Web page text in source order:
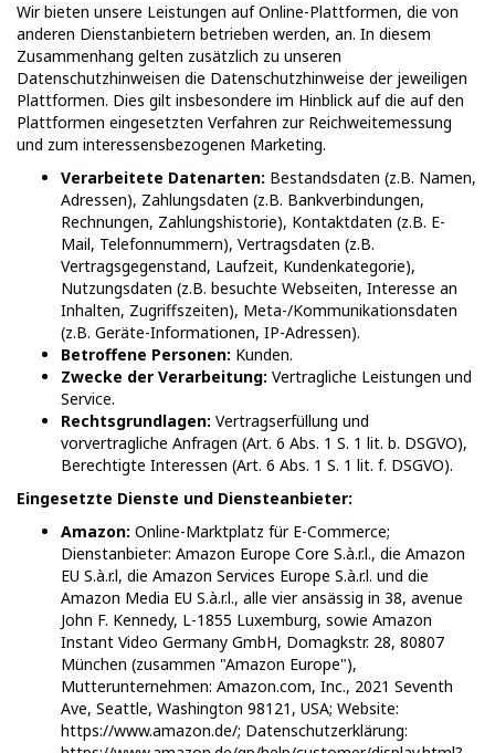
Wir bieten unsere Leistungen auf Online-Plattformen, die von
anderen Dienstanbietern betrieben werden, an. In diesem
Zusammenhang gelten zusätzlich zu unseren
Datenschutzhinweisen die Datenschutzhinweise der jeweiligen
Plattformen. Dies gilt insbesondere im Hinblick auf die auf den
Plattformen eingesetzten Verfahren zur Reichweitemessung
und zum interessensbezogenen Marketing.
Verarbeitete Datenarten: Bestandsdaten (z.B. Namen,
Adressen), Zahlungsdaten (z.B. Bankverbindungen,
Rechnungen, Zahlungshistorie), Kontaktdaten (z.B. E-
Mail, Telefonnummern), Vertragsdaten (z.B.
Vertragsgegenstand, Laufzeit, Kundenkategorie),
Nutzungsdaten (z.B. besuchte Webseiten, Interesse an
Inhalten, Zugriffszeiten), Meta-/Kommunikationsdaten
(z.B. Geräte-Informationen, IP-Adressen).
Betroffene Personen: Kunden.
Zwecke der Verarbeitung: Vertragliche Leistungen und
Service.
Rechtsgrundlagen: Vertragserfüllung und
vorvertragliche Anfragen (Art. 6 Abs. 1 S. 1 lit. b. DSGVO),
Berechtigte Interessen (Art. 6 Abs. 1 S. 1 lit. f. DSGVO).
Eingesetzte Dienste und Diensteanbieter:
Amazon: Online-Marktplatz für E-Commerce;
Dienstanbieter: Amazon Europe Core S.à.r.l., die Amazon
EU S.à.r.l, die Amazon Services Europe S.à.r.l. und die
Amazon Media EU S.à.r.l., alle vier ansässig in 38, avenue
John F. Kennedy, L-1855 Luxemburg, sowie Amazon
Instant Video Germany GmbH, Domagkstr. 28, 80807
München (zusammen "Amazon Europe"),
Mutterunternehmen: Amazon.com, Inc., 2021 Seventh
Ave, Seattle, Washington 98121, USA; Website:
https://www.amazon.de/; Datenschutzerklärung: